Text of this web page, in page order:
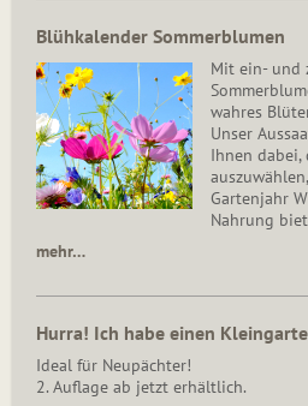
Blühkalender Sommerblumen
Mit ein- und
wahres
Unser
Ihnen dabei,
Gartenjahr
Nahrung
mehr…
Hurra! Ich habe einen
Ideal für Neupächter!
2. Auflage ab jetzt erhältlich.